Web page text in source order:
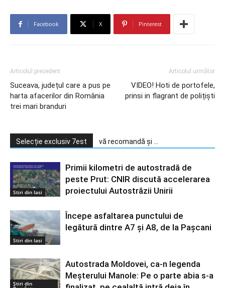
Facebook X Pinterest
Articolul precedent
Suceava, județul care a pus pe
harta afacerilor din România
trei mari branduri
Articolul următor
VIDEO! Hoti de portofele,
prinsi in flagrant de polițiști
Selecție exclusiv 7est vă recomandă și ...
Stiri din Iasi
Primii kilometri de autostradă de
peste Prut: CNIR discută accelerarea
proiectului Autostrăzii Unirii
Stiri din Iasi
Începe asfaltarea punctului de
legătură dintre A7 și A8, de la Pașcani
Știri din
Autostrada Moldovei, ca-n legenda
Meșterului Manole: Pe o parte abia s-a